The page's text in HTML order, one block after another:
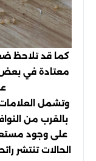
كما قد تلاحظ
معتادة في بعض
وتشمل
بالقرب من
على وجود
الحالات تنتشر